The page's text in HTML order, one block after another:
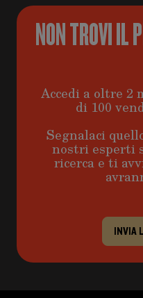
NON TROVI IL
Accedi a oltre 2
di 100
Segnalaci
nostri esperti
ricerca e ti
INVIA